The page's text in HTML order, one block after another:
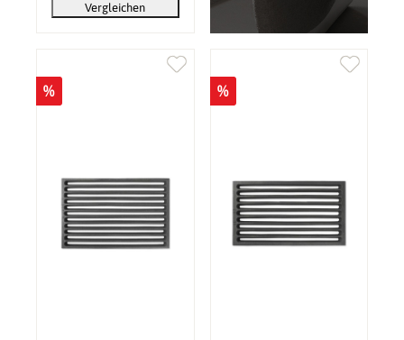
Vergleichen
% %